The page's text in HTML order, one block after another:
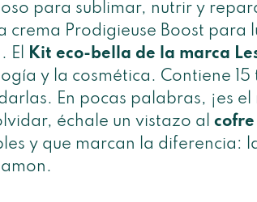
para sublimar, nutrir y
crema Prodigieuse Boost para
El Kit eco-bella de la marca
y la cosmética. Contiene
En pocas palabras, ¡es
échale un vistazo al
y que marcan la diferencia: